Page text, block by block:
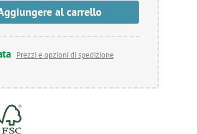
al carrello
Prezzi e opzioni di spedizione